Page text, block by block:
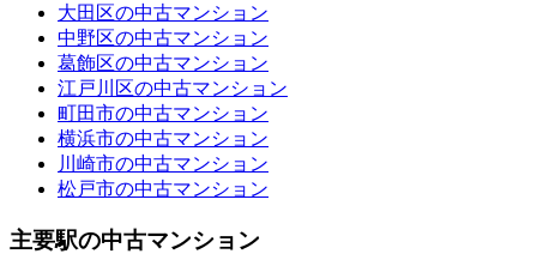
大田区の中古マンション
中野区の中古マンション
葛飾区の中古マンション
江戸川区の中古マンション
町田市の中古マンション
横浜市の中古マンション
川崎市の中古マンション
松戸市の中古マンション
主要駅の中古マンション